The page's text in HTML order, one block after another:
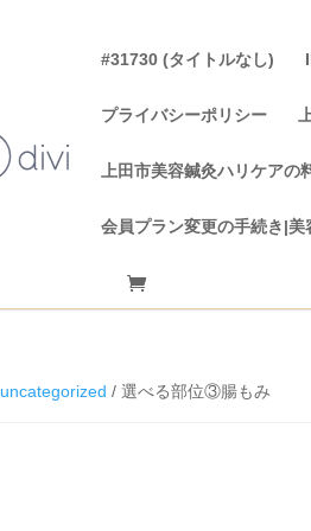
#31730 (タイトルなし)
プライバシーポリシー
上田市美容鍼灸ハリケアの
会員プラン変更の手続き|
uncategorized / 選べる部位③腸もみ